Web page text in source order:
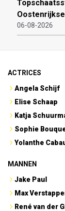
06-08-2026
ACTRICES
Angela Schijf
Elise Schaap
Katja
Sophie
Yolanthe
MANNEN
Jake Paul
Max
René van der